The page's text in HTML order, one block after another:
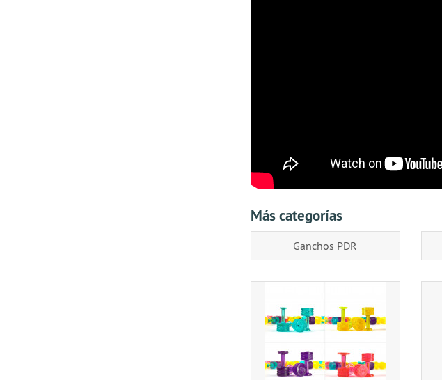
Más categorías
Ganchos PDR